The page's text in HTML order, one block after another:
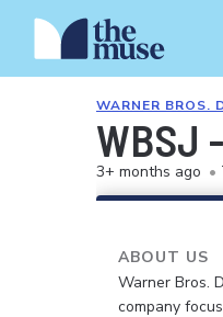
WARNER BROS.
WBSJ
3+ months ago •
ABOUT US
Warner Bros.
company